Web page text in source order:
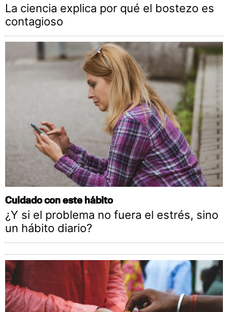
La ciencia explica por qué el bostezo es
contagioso
Cuidado con este hábito
¿Y si el problema no fuera el estrés, sino
un hábito diario?